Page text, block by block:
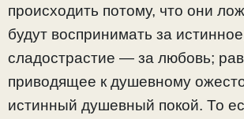
происходить потому, что они
будут воспринимать за
сладострастие — за любовь;
приводящее к душевному
истинный душевный покой. То